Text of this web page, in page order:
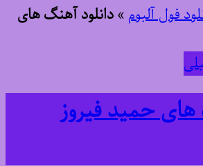
فول آلبوم »دانلود آهنگ های
های حمید فیروز